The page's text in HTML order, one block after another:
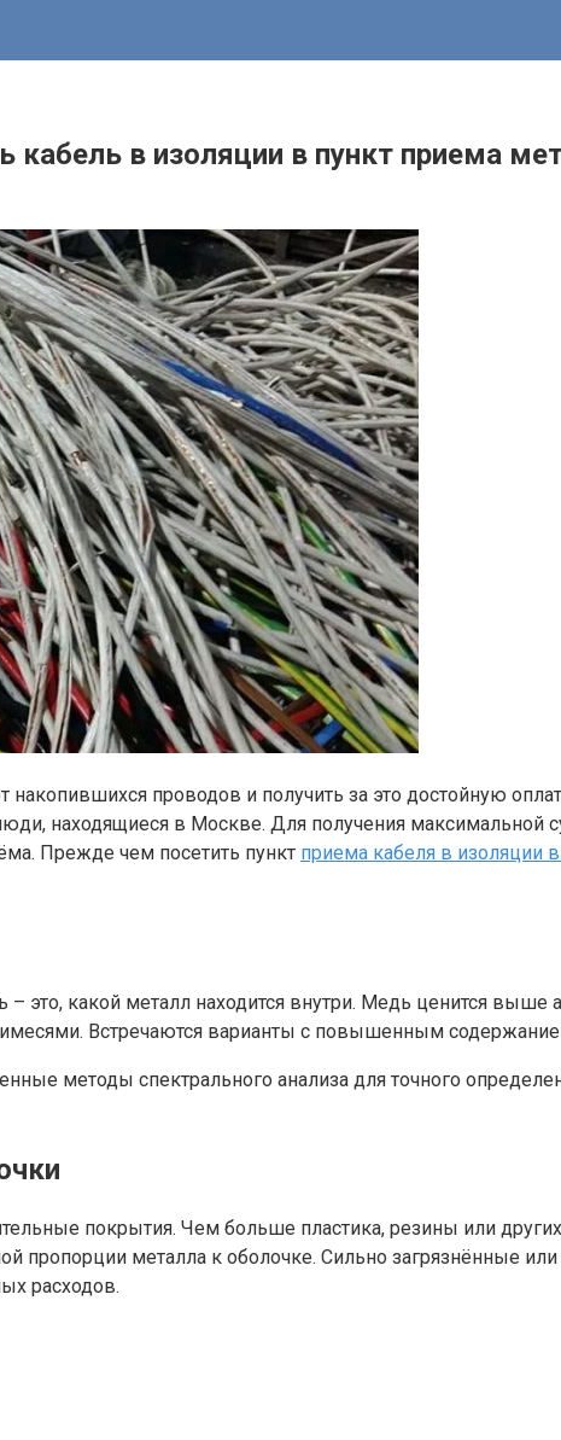
кабель в изоляции в пункт приема
проводов и получить за это достойную
находящиеся в Москве. Для получения максимальной
Прежде чем посетить пункт приема кабеля в изоляции
какой металл находится внутри. Медь ценится выше
Встречаются варианты с повышенным
методы спектрального анализа для точного
покрытия. Чем больше пластика, резины или
пропорции металла к оболочке. Сильно загрязнённые
расходов.